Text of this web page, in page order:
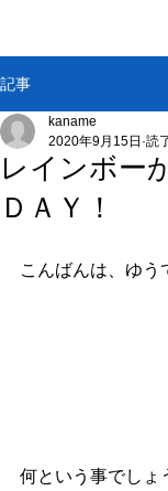
記事
レインボー
ＤＡＹ！
kaname
2020年9月15日 読
こんばんは、ゆう
何という事でしょ